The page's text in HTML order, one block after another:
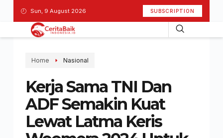
Sun, 9 August 2026 SUBSCRIPTION
Home Nasional
Kerja Sama TNI Dan
ADF Semakin Kuat
Lewat Latma Keris